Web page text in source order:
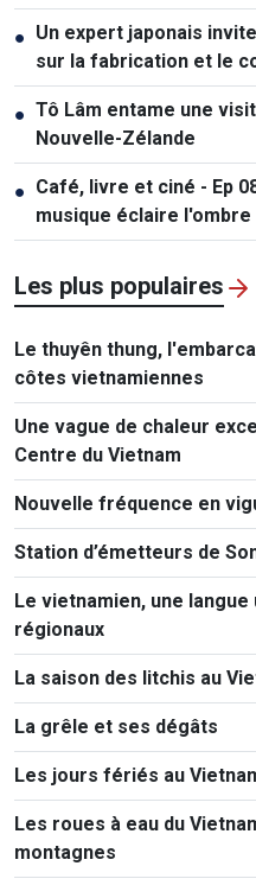
● Un expert japonais
sur la fabrication et le
● Tô Lâm entame une
Nouvelle-Zélande
● Café, livre et ciné - Ep
musique éclaire l'ombre
Les plus populaires
Le thuyên thung,
côtes vietnamiennes
Une vague de chaleur
Centre du Vietnam
Nouvelle fréquence en
Station d’émetteurs de
Le vietnamien, une
régionaux
La saison des litchis au
La grêle et ses dégâts
Les jours fériés au
Les roues à eau du
montagnes